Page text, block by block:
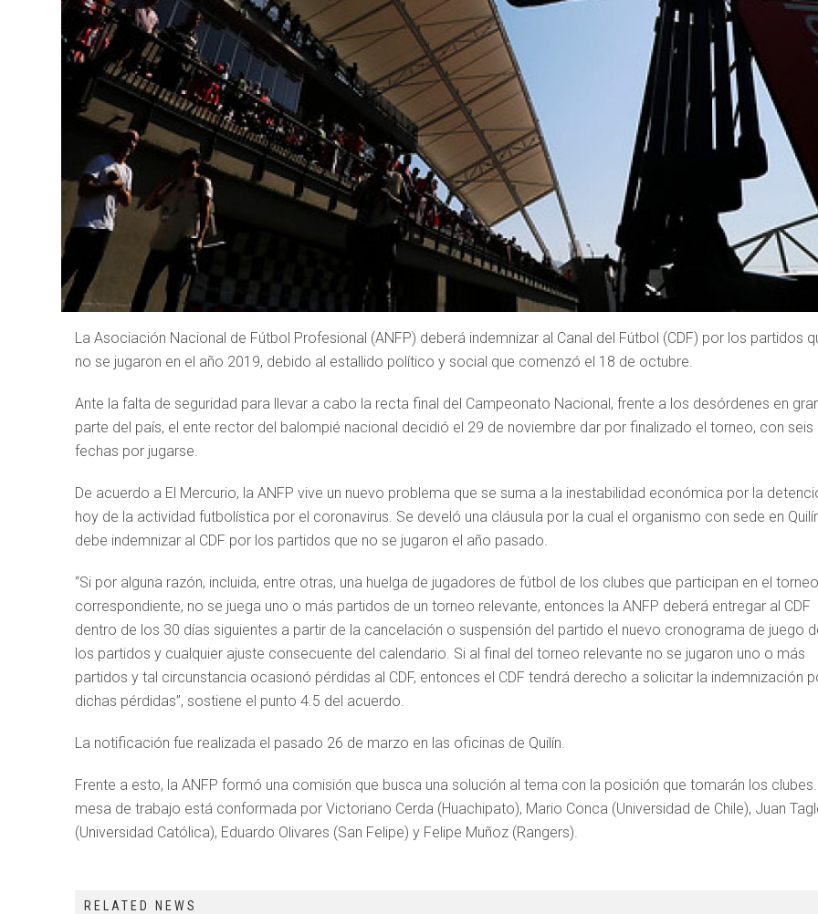
La Asociación Nacional de Fútbol Profesional (ANFP) deberá indemnizar al Canal del Fútbol (CDF) por los partidos
no se jugaron en el año 2019, debido al estallido político y social que comenzó el 18 de octubre.
Ante la falta de seguridad para llevar a cabo la recta final del Campeonato Nacional, frente a los desórdenes en
parte del país, el ente rector del balompié nacional decidió el 29 de noviembre dar por finalizado el torneo, con seis
fechas por jugarse.
De acuerdo a El Mercurio, la ANFP vive un nuevo problema que se suma a la inestabilidad económica por la
hoy de la actividad futbolística por el coronavirus. Se develó una cláusula por la cual el organismo con sede en
debe indemnizar al CDF por los partidos que no se jugaron el año pasado.
“Si por alguna razón, incluida, entre otras, una huelga de jugadores de fútbol de los clubes que participan en el torneo
correspondiente, no se juega uno o más partidos de un torneo relevante, entonces la ANFP deberá entregar al CDF
dentro de los 30 días siguientes a partir de la cancelación o suspensión del partido el nuevo cronograma de juego
los partidos y cualquier ajuste consecuente del calendario. Si al final del torneo relevante no se jugaron uno o más
partidos y tal circunstancia ocasionó pérdidas al CDF, entonces el CDF tendrá derecho a solicitar la indemnización
dichas pérdidas”, sostiene el punto 4.5 del acuerdo.
La notificación fue realizada el pasado 26 de marzo en las oficinas de Quilín.
Frente a esto, la ANFP formó una comisión que busca una solución al tema con la posición que tomarán los
mesa de trabajo está conformada por Victoriano Cerda (Huachipato), Mario Conca (Universidad de Chile), Juan
(Universidad Católica), Eduardo Olivares (San Felipe) y Felipe Muñoz (Rangers).
RELATED NEWS